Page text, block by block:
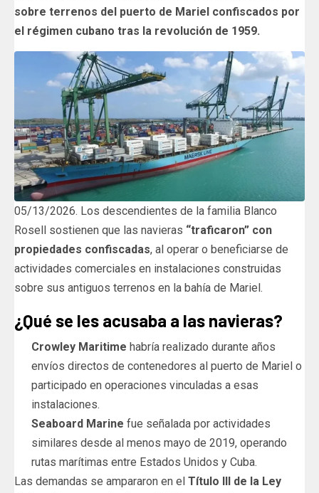
sobre terrenos del puerto de Mariel confiscados por
el régimen cubano tras la revolución de 1959.
05/13/2026. Los descendientes de la familia Blanco
Rosell sostienen que las navieras “traficaron” con
propiedades confiscadas, al operar o beneficiarse de
actividades comerciales en instalaciones construidas
sobre sus antiguos terrenos en la bahía de Mariel.
¿Qué se les acusaba a las navieras?
Crowley Maritime habría realizado durante años
envíos directos de contenedores al puerto de Mariel o
participado en operaciones vinculadas a esas
instalaciones.
Seaboard Marine fue señalada por actividades
similares desde al menos mayo de 2019, operando
rutas marítimas entre Estados Unidos y Cuba.
Las demandas se ampararon en el Título III de la Ley